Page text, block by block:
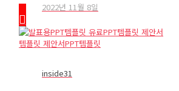
2022년 11월 8일
inside31